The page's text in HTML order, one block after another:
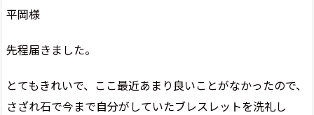
平岡様
先程届きました。
とてもきれいで、ここ最近あまり良いことがなかったので、
さざれ石で今まで自分がしていたブレスレットを洗礼し